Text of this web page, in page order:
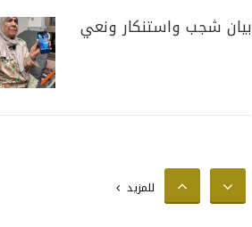
بيان شجب واستنكار ونعي
تستضيف وزير الزراعة
الفلسطيني لبحث سبل
تعزيز التعاون المشترك في
للمزيد